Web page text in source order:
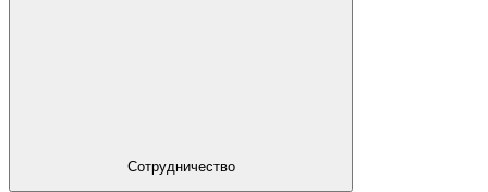
Сотрудничество